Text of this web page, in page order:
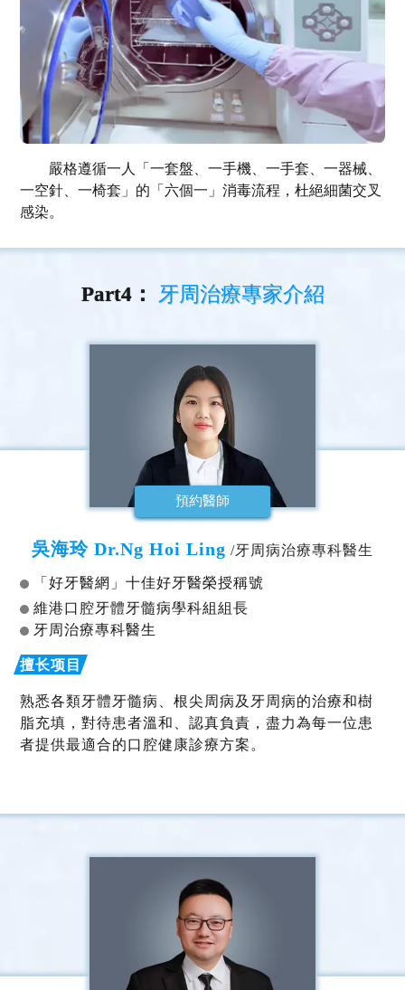
嚴格遵循一人「一套盤、一手機、一手套、一器械、
一空針、一椅套」的「六個一」消毒流程，杜絕細菌交叉
感染。
Part4： 牙周治療專家介紹
預約醫師
吳海玲 Dr.Ng Hoi Ling /牙周病治療專科醫生
「好牙醫網」十佳好牙醫榮授稱號
維港口腔牙體牙髓病學科組組長
牙周治療專科醫生
熟悉各類牙體牙髓病、根尖周病及牙周病的治療和樹
脂充填，對待患者溫和、認真負責，盡力為每一位患
者提供最適合的口腔健康診療方案。